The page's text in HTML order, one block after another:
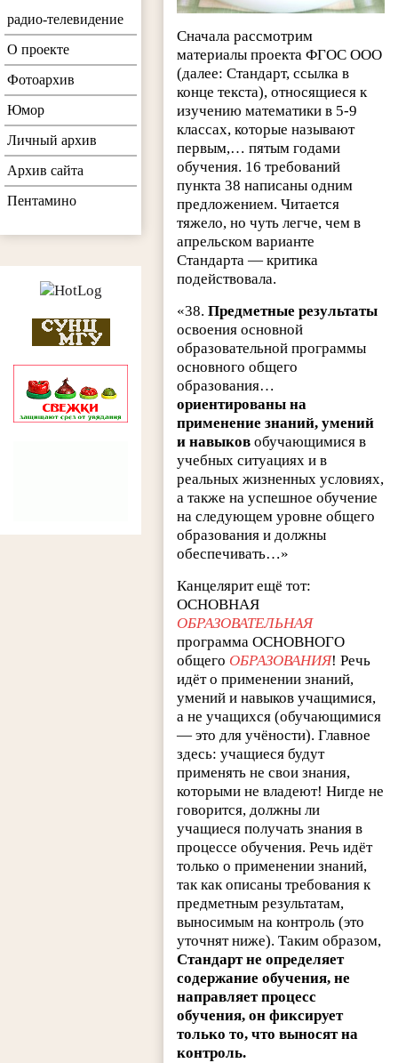
Сначала рассмотрим
материалы проекта ФГОС ООО
(далее: Стандарт, ссылка в
конце текста), относящиеся к
изучению математики в 5-9
классах, которые называют
первым,… пятым годами
обучения. 16 требований
пункта 38 написаны одним
предложением. Читается
тяжело, но чуть легче, чем в
апрельском варианте
Стандарта — критика
подействовала.
«38.Предметные результаты
освоения основной
образовательной программы
основного общего
образования…
ориентированы на
применение знаний, умений
и навыков обучающимися в
учебных ситуациях и в
реальных жизненных условиях,
а также на успешное обучение
на следующем уровне общего
образования и должны
обеспечивать…»
Канцелярит ещё тот:
ОСНОВНАЯ
ОБРАЗОВАТЕЛЬНАЯ
программа ОСНОВНОГО
общего ОБРАЗОВАНИЯ! Речь
идёт о применении знаний,
умений и навыков учащимися,
а не учащихся (обучающимися
— это для учёности). Главное
здесь: учащиеся будут
применять не свои знания,
которыми не владеют! Нигде не
говорится, должны ли
учащиеся получать знания в
процессе обучения. Речь идёт
только о применении знаний,
так как описаны требования к
предметным результатам,
выносимым на контроль (это
уточнят ниже). Таким образом,
Стандарт не определяет
содержание обучения, не
направляет процесс
обучения, он фиксирует
только то, что выносят на
контроль.
радио-телевидение
О проекте
Фотоархив
Юмор
Личный архив
Архив сайта
Пентамино